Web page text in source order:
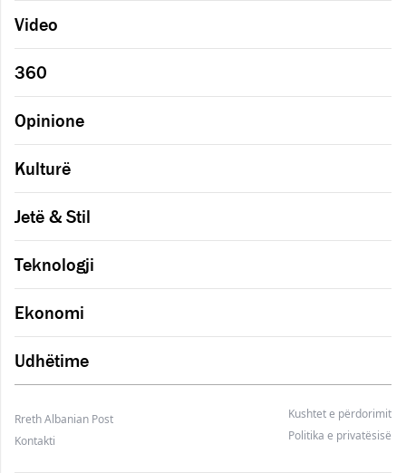
Video
360
Opinione
Kulturë
Jetë & Stil
Teknologji
Ekonomi
Udhëtime
Rreth Albanian Post
Kushtet e përdorimit
Kontakti
Politika e privatësisë